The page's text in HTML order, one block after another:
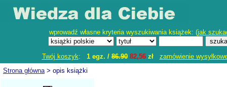
wprowadź własne kryteria wyszukiwania książek: (jak
Twój koszyk: 1 egz. /86.90 82,56zł
zamówienie
Strona główna> opis książki